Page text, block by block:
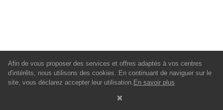
Afin de vous proposer des services et offres adaptés à vos centres
d'intérêts, nous utilisons des cookies. En continuant de naviguer sur le
site, vous déclarez accepter leur utilisation. En savoir plus